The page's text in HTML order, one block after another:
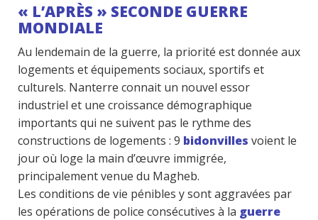
« L’APRÈS » SECONDE GUERRE
MONDIALE
Au lendemain de la guerre, la priorité est donnée aux
logements et équipements sociaux, sportifs et
culturels. Nanterre connait un nouvel essor
industriel et une croissance démographique
importants qui ne suivent pas le rythme des
constructions de logements : 9 bidonvilles voient le
jour où loge la main d’œuvre immigrée,
principalement venue du Magheb.
Les conditions de vie pénibles y sont aggravées par
les opérations de police consécutives à la guerre